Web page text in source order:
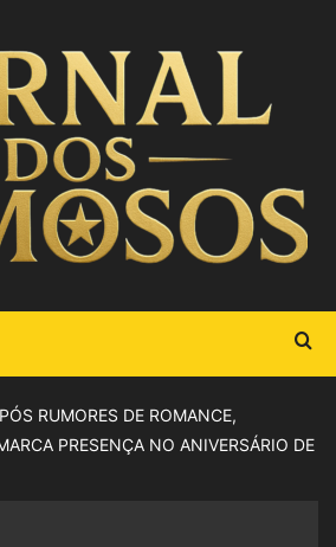
RUMORES DE ROMANCE,
PRESENÇA NO ANIVERSÁRIO DE